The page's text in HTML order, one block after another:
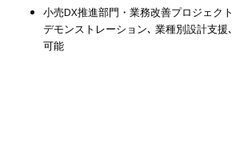
小売DX推進部門・業務改善プロジェクト
デモンストレーション､ 業種別設計支援
可能